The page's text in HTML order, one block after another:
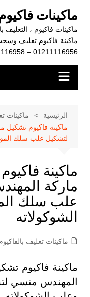
المحتوى
ماكينات
ماكينات فاكيوم ، التغليف
01211116956 – 01211116958
الرئيسية
ماكينات
لتشكيل علب سلك
ماركة
علب سلك
الشوكولاته
ماكينات تغليف
المهندس منسي